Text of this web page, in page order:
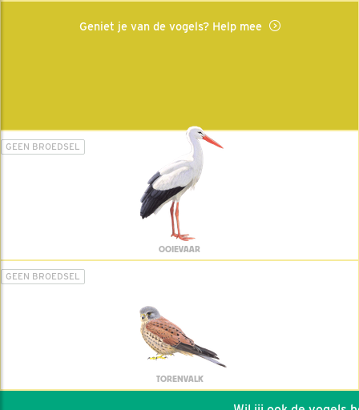
Geniet je van de vogels? Help mee
GEEN BROEDSEL
OOIEVAAR
GEEN BROEDSEL
TORENVALK